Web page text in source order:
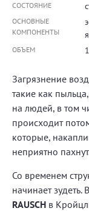
СОСТОЯНИЕ
ОСНОВНЫЕ
КОМПОНЕНТЫ
ОБЪЕМ
Загрязнение
такие как
на людей, в том
происходит
которые,
неприятно
Со временем
начинает
RAUSCH в